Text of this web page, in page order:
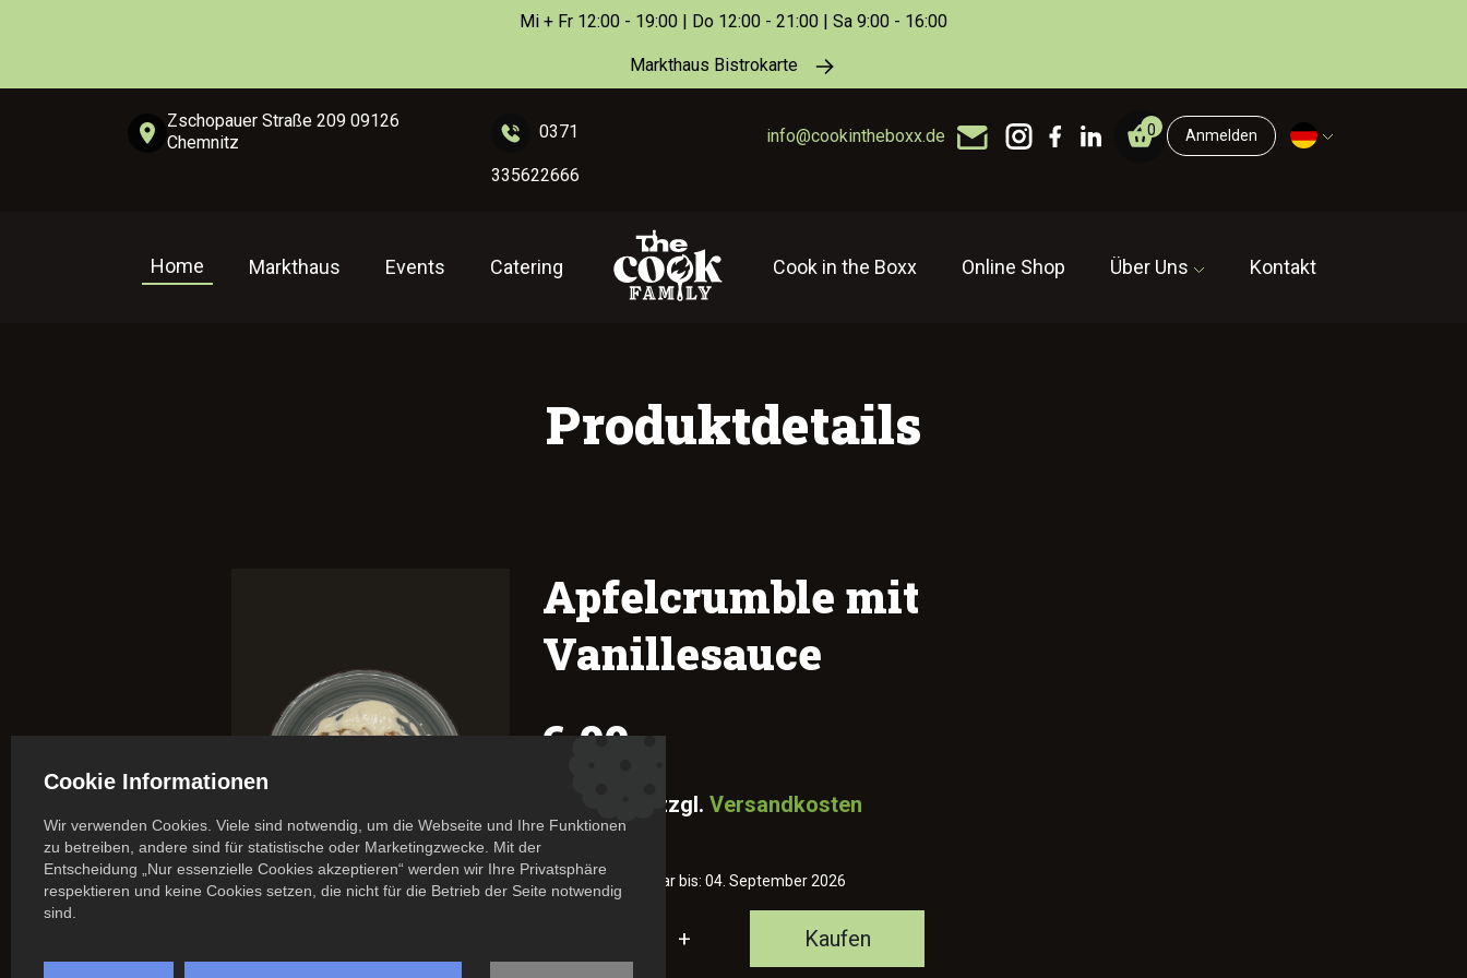
Mi + Fr 12:00 - 19:00 | Do 12:00 - 21:00 | Sa 9:00 - 16:00
Markthaus Bistrokarte
Zschopauer Straße 209 09126
Chemnitz
0371
335622666
info@cookintheboxx.de 0 Anmelden
Home Markthaus Events Catering Cook in the Boxx Online Shop Über Uns Kontakt
Produktdetails
Apfelcrumble mit
Vanillesauce
6,00
Inkl. MwSt. zzgl. Versandkosten
Mindestens haltbar bis: 04. September 2026
+ Kaufen
Cookie Informationen
Wir verwenden Cookies. Viele sind notwendig, um die Webseite und Ihre Funktionen
zu betreiben, andere sind für statistische oder Marketingzwecke. Mit der
Entscheidung „Nur essenzielle Cookies akzeptieren“ werden wir Ihre Privatsphäre
respektieren und keine Cookies setzen, die nicht für die Betrieb der Seite notwendig
sind.